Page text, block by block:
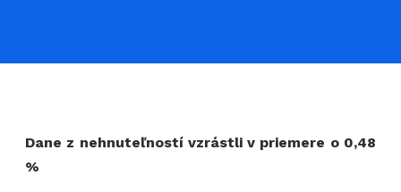
Dane z nehnuteľností vzrástli v priemere o 0,48
%